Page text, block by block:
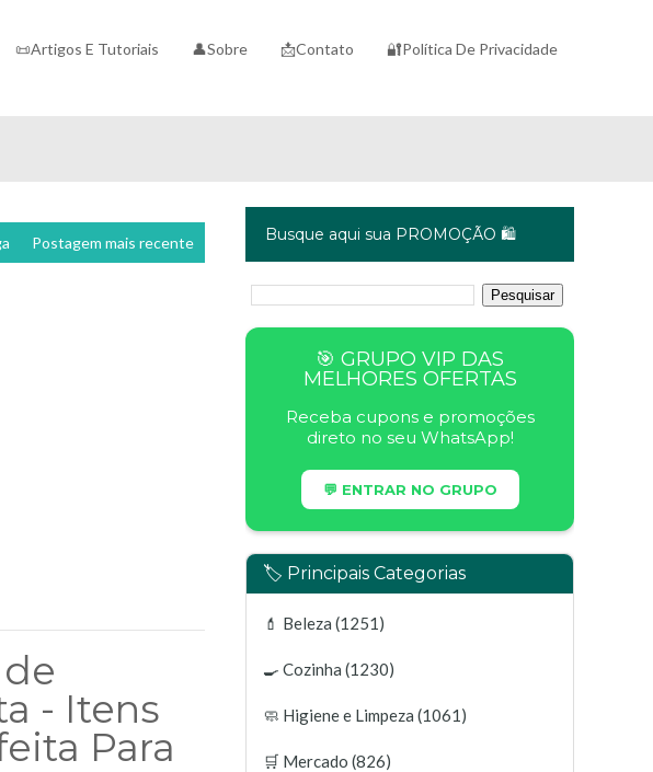
📜Artigos E Tutoriais 👤Sobre 📩Contato 🔐Política De Privacidade
Postagem mais recente
- Itens
Para
Busque aqui sua PROMOÇÃO 🛍️
🎯 GRUPO VIP DAS
MELHORES OFERTAS
Receba cupons e promoções
direto no seu WhatsApp!
💬 ENTRAR NO GRUPO
🏷️ Principais Categorias
💄 Beleza (1251)
🍳 Cozinha (1230)
🧼 Higiene e Limpeza (1061)
🛒 Mercado (826)